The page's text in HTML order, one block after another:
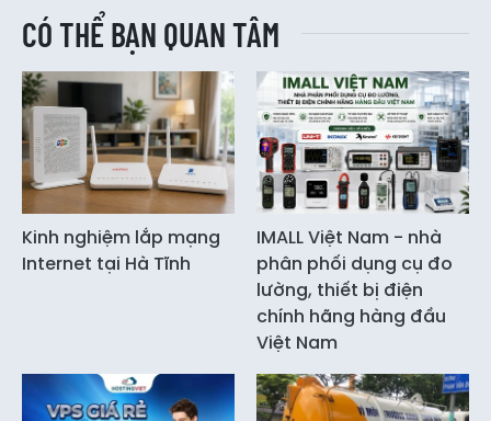
CÓ THỂ BẠN QUAN TÂM
Kinh nghiệm lắp mạng
Internet tại Hà Tĩnh
IMALL Việt Nam - nhà
phân phối dụng cụ đo
lường, thiết bị điện
chính hãng hàng đầu
Việt Nam